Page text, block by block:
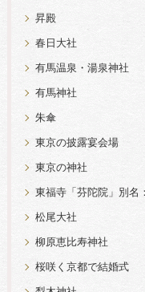
昇殿
春日大社
有馬温泉・湯泉神社
有馬神社
朱傘
東京の披露宴会場
東京の神社
東福寺「芬陀院」別名
松尾大社
柳原恵比寿神社
桜咲く京都で結婚式